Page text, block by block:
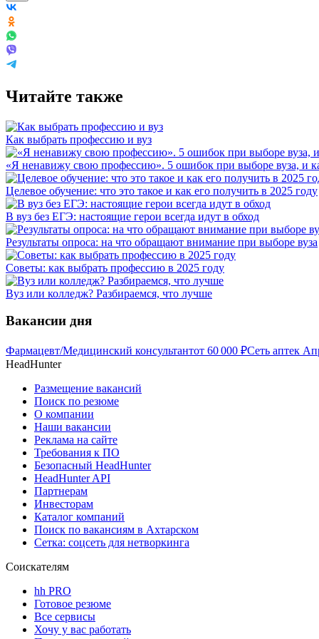
Читайте также
Как выбрать профессию и вуз
«Я ненавижу свою профессию». 5 ошибок при выборе вуза, и
Целевое обучение: что это такое и как его получить в 2025 году
В вуз без ЕГЭ: настоящие герои всегда идут в обход
Результаты опроса: на что обращают внимание при выборе вуза
Советы: как выбрать профессию в 2025 году
Вуз или колледж? Разбираемся, что лучше
Вакансии дня
Фармацевт/Медицинский консультантот 60 000 ₽Сеть аптек
HeadHunter
Размещение вакансий
Поиск по резюме
О компании
Наши вакансии
Реклама на сайте
Требования к ПО
Безопасный HeadHunter
HeadHunter API
Партнерам
Инвесторам
Каталог компаний
Поиск по вакансиям в Ахтарском
Сетка: соцсеть для нетворкинга
Соискателям
hh PRO
Готовое резюме
Все сервисы
Хочу у вас работать